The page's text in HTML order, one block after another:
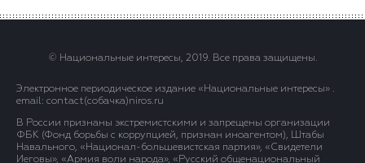
© Национальные интересы, 2019. Все права защищены.
Электронное периодическое издание «Национальные интересы» .
email: contact(сoбaчка)niros.ru
В России признаны экстремистскими и запрещены организации
ФБК (Фонд борьбы с коррупцией, признан иноагентом), Штабы
Навального, «Национал-большевистская партия», «Свидетели
Иеговы», «Армия воли народа», «Русский общенациональный